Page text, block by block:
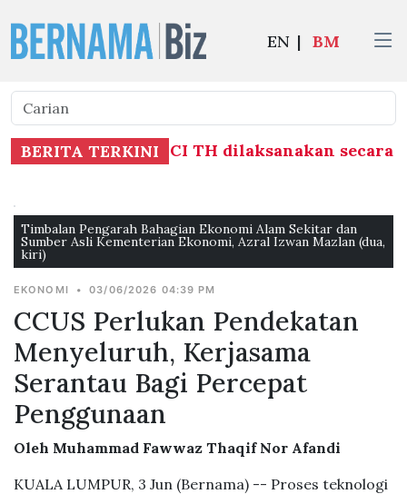
EN | BM
BERITA TERKINI
Laporan RCI TH dilaksanakan secara
Timbalan Pengarah Bahagian Ekonomi Alam Sekitar dan
Sumber Asli Kementerian Ekonomi, Azral Izwan Mazlan (dua,
kiri)
EKONOMI • 03/06/2026 04:39 PM
CCUS Perlukan Pendekatan
Menyeluruh, Kerjasama
Serantau Bagi Percepat
Penggunaan
Oleh Muhammad Fawwaz Thaqif Nor Afandi
KUALA LUMPUR, 3 Jun (Bernama) -- Proses teknologi